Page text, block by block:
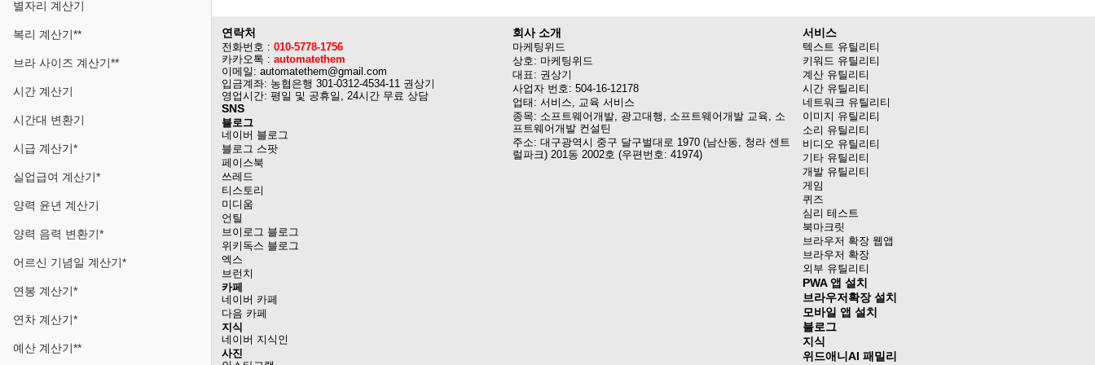
별자리 계산기
복리 계산기**
브라 사이즈 계산기**
시간 계산기
시간대 변환기
시급 계산기*
실업급여 계산기*
양력 윤년 계산기
양력 음력 변환기*
어르신 기념일 계산기*
연봉 계산기*
연차 계산기*
예산 계산기**
연락처
전화번호 : 010-5778-1756
카카오톡 : automatethem
이메일: automatethem@gmail.com
입금계좌: 농협은행 301-0312-4534-11 권상기
영업시간: 평일 및 공휴일, 24시간 무료 상담
SNS
블로그
네이버 블로그
블로그 스팟
페이스북
쓰레드
티스토리
미디움
언틸
브이로그 블로그
위키독스 블로그
엑스
브런치
카페
네이버 카페
다음 카페
지식
네이버 지식인
사진
회사 소개
마케팅위드
상호: 마케팅위드
대표: 권상기
사업자 번호: 504-16-12178
업태: 서비스, 교육 서비스
종목: 소프트웨어개발, 광고대행, 소프트웨어개발 교육, 소
프트웨어개발 컨설틴
주소: 대구광역시 중구 달구벌대로 1970 (남산동, 청라 센트
럴파크) 201동 2002호 (우편번호: 41974)
서비스
텍스트 유틸리티
키워드 유틸리티
계산 유틸리티
시간 유틸리티
네트워크 유틸리티
이미지 유틸리티
소리 유틸리티
비디오 유틸리티
기타 유틸리티
개발 유틸리티
게임
퀴즈
심리 테스트
북마크릿
브라우저 확장 웹앱
브라우저 확장
외부 유틸리티
PWA 앱 설치
브라우저확장 설치
모바일 앱 설치
블로그
지식
위드애니AI 패밀리